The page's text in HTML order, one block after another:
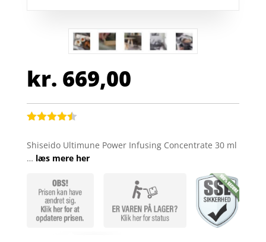
kr. 669,00
ud af 5
baseret
mmelser
Shiseido Ultimune Power Infusing Concentrate 30 ml
… læs mere her